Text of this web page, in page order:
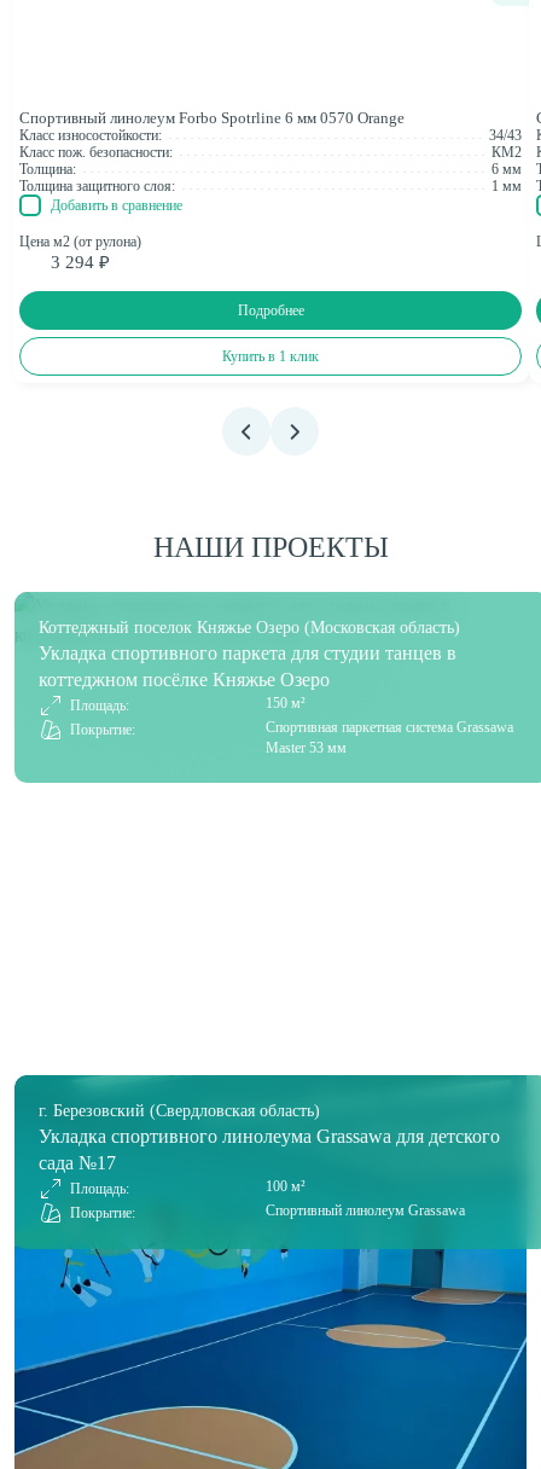
Спортивный линолеум Forbo Spotrline 6 мм 0570 Orange
Класс износостойкости:
34/43
Класс пож. безопасности:
КМ2
Толщина:
6 мм
Толщина защитного слоя:
1 мм
Добавить в сравнение
Цена м2 (от рулона)
3 294 ₽
Подробнее
Купить в 1 клик
НАШИ ПРОЕКТЫ
Коттеджный поселок Княжье Озеро (Московская область)
Укладка спортивного паркета для студии танцев в
коттеджном посёлке Княжье Озеро
Площадь:
150 м²
Покрытие:
Спортивная паркетная система Grassawa
Master 53 мм
г. Березовский (Свердловская область)
Укладка спортивного линолеума Grassawa для детского
сада №17
Площадь:
100 м²
Покрытие:
Спортивный линолеум Grassawa